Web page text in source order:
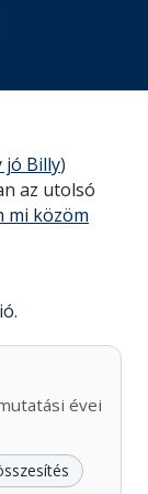
jó Billy)
az utolsó
mi közöm
évei